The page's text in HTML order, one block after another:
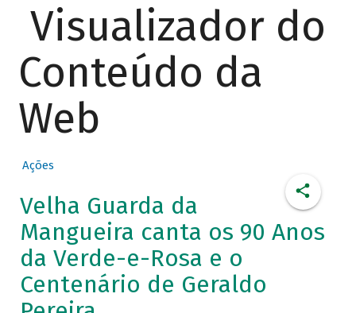
Visualizador do
Conteúdo da
Web
Ações
Velha Guarda da
Mangueira canta os 90 Anos
da Verde-e-Rosa e o
Centenário de Geraldo